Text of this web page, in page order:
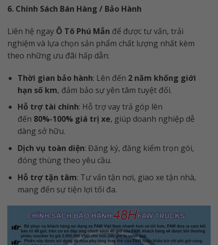
6. Chính Sách Bán Hàng / Bảo Hành
Liên hệ ngay Ô Tô Phú Mẫn để được tư vấn, trải
nghiệm và lựa chọn sản phẩm chất lượng nhất kèm
theo những ưu đãi hấp dẫn:
Thời gian bảo hành: Lên đến 2 năm khống giới
hạn số km, đảm bảo sự yên tâm tuyệt đối.
Hỗ trợ tài chính: Hỗ trợ vay trả góp lên
đến 80%-100% giá trị xe, giúp doanh nghiệp dễ
dàng sở hữu.
Dịch vụ toàn diện: Đăng ký, đăng kiểm trọn gói,
đóng thùng theo yêu cầu.
Hỗ trợ tận tâm: Tư vấn tận nơi, giao xe tận nhà,
mang đến sự tiện lợi tối đa.